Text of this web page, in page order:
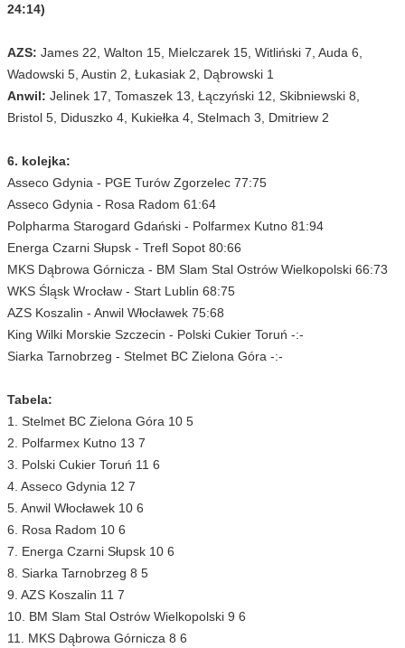
24:14)
AZS: James 22, Walton 15, Mielczarek 15, Witliński 7, Auda 6,
Wadowski 5, Austin 2, Łukasiak 2, Dąbrowski 1
Anwil: Jelinek 17, Tomaszek 13, Łączyński 12, Skibniewski 8,
Bristol 5, Diduszko 4, Kukiełka 4, Stelmach 3, Dmitriew 2
6. kolejka:
Asseco Gdynia - PGE Turów Zgorzelec 77:75
Asseco Gdynia - Rosa Radom 61:64
Polpharma Starogard Gdański - Polfarmex Kutno 81:94
Energa Czarni Słupsk - Trefl Sopot 80:66
MKS Dąbrowa Górnicza - BM Slam Stal Ostrów Wielkopolski 66:73
WKS Śląsk Wrocław - Start Lublin 68:75
AZS Koszalin - Anwil Włocławek 75:68
King Wilki Morskie Szczecin - Polski Cukier Toruń -:-
Siarka Tarnobrzeg - Stelmet BC Zielona Góra -:-
Tabela:
1. Stelmet BC Zielona Góra 10 5
2. Polfarmex Kutno 13 7
3. Polski Cukier Toruń 11 6
4. Asseco Gdynia 12 7
5. Anwil Włocławek 10 6
6. Rosa Radom 10 6
7. Energa Czarni Słupsk 10 6
8. Siarka Tarnobrzeg 8 5
9. AZS Koszalin 11 7
10. BM Slam Stal Ostrów Wielkopolski 9 6
11. MKS Dąbrowa Górnicza 8 6